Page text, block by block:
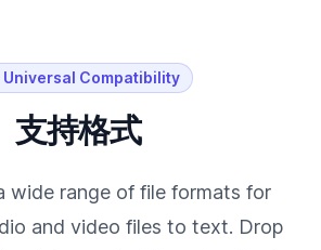
Universal Compatibility
支持格式
wide range of file formats for
and video files to text. Drop